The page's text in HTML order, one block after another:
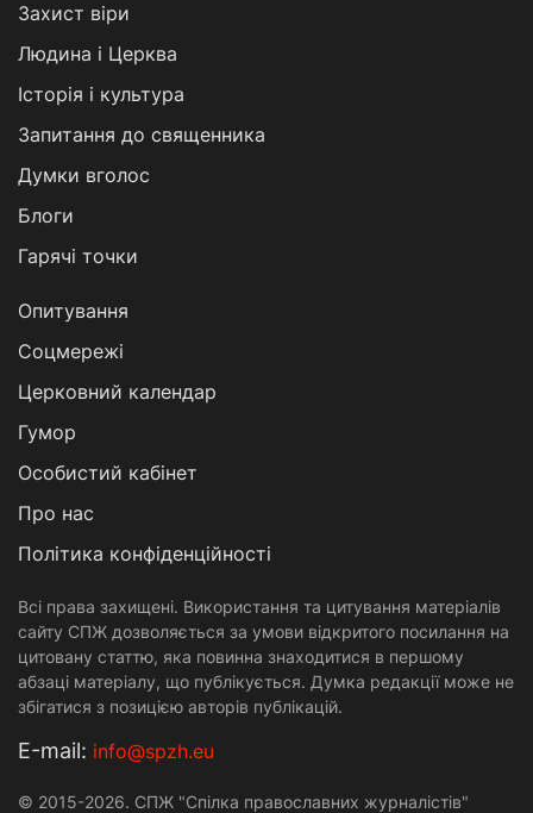
Захист віри
Людина і Церква
Історія і культура
Запитання до священника
Думки вголос
Блоги
Гарячі точки
Опитування
Соцмережі
Церковний календар
Гумор
Особистий кабінет
Про нас
Політика конфіденційності
Всі права захищені. Використання та цитування матеріалів
сайту СПЖ дозволяється за умови відкритого посилання на
цитовану статтю, яка повинна знаходитися в першому
абзаці матеріалу, що публікується. Думка редакції може не
збігатися з позицією авторів публікацій.
Е-mail: info@spzh.eu
© 2015-2026. СПЖ "Спілка православних журналістів"